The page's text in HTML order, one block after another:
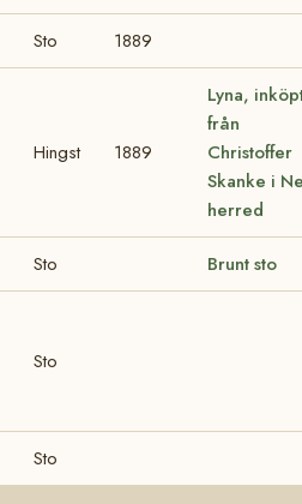
Sto 1889
Hingst 1889
Lyna,
från
Christoffer
Skanke i
herred
Sto Brunt sto
Sto
Sto